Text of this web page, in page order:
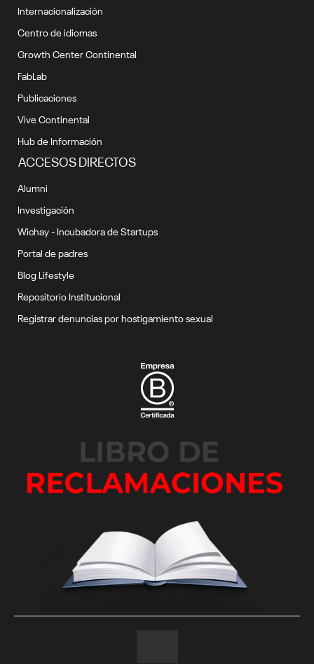
Internacionalización
Centro de idiomas
Growth Center Continental
FabLab
Publicaciones
Vive Continental
Hub de Información
ACCESOS DIRECTOS
Alumni
Investigación
Wichay - Incubadora de Startups
Portal de padres
Blog Lifestyle
Repositorio Institucional
Registrar denuncias por hostigamiento sexual